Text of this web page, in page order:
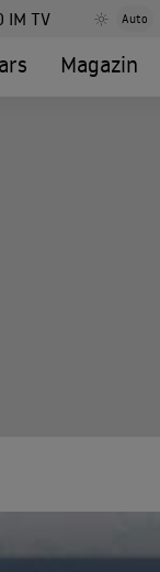
IM TV Auto
Magazin